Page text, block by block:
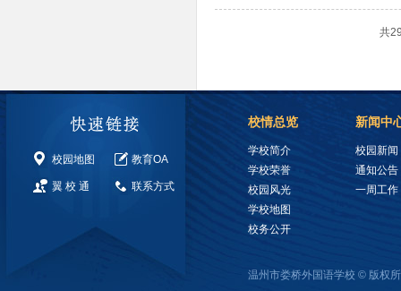
共
校园地图 教育OA
翼 校 通 联系方式
校情总览
学校简介
学校荣誉
校园风光
学校地图
校务公开
新闻中
校园新闻
通知公告
一周工作
温州市娄桥外国语学校 © 版